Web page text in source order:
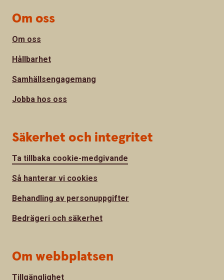
Om oss
Om oss
Hållbarhet
Samhällsengagemang
Jobba hos oss
Säkerhet och integritet
Ta tillbaka cookie-medgivande
Så hanterar vi cookies
Behandling av personuppgifter
Bedrägeri och säkerhet
Om webbplatsen
Tillgänglighet